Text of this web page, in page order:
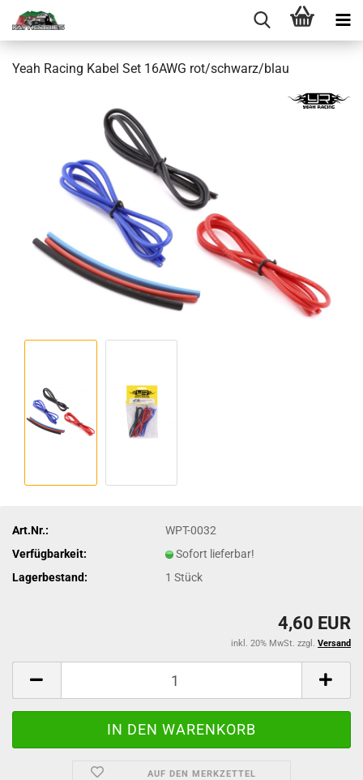
Yeah Racing Kabel Set 16AWG rot/schwarz/blau
Art.Nr.:
WPT-0032
Verfügbarkeit:
Sofort lieferbar!
Lagerbestand:
1Stück
4,60 EUR
inkl. 20% MwSt. zzgl. Versand
AUF DEN MERKZETTEL